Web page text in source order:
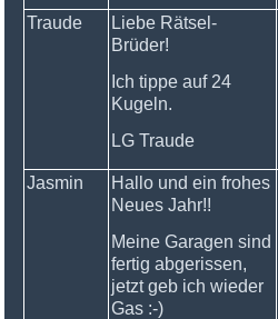
Traude
Liebe Rätsel-
Brüder!
Ich tippe auf 24
Kugeln.
LG Traude
Jasmin
Hallo und ein frohes
Neues Jahr!!
Meine Garagen sind
fertig abgerissen,
jetzt geb ich wieder
Gas :-)